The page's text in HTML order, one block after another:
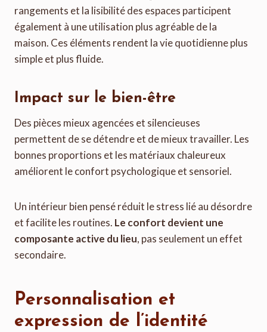
rangements et la lisibilité des espaces participent
également à une utilisation plus agréable de la
maison. Ces éléments rendent la vie quotidienne plus
simple et plus fluide.
Impact sur le bien-être
Des pièces mieux agencées et silencieuses
permettent de se détendre et de mieux travailler. Les
bonnes proportions et les matériaux chaleureux
améliorent le confort psychologique et sensoriel.
Un intérieur bien pensé réduit le stress lié au désordre
et facilite les routines. Le confort devient une
composante active du lieu, pas seulement un effet
secondaire.
Personnalisation et
expression de l’identité